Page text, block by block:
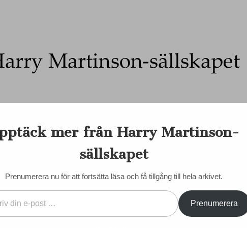
sällskapet
mer från Harry Martinson-
sällskapet
Prenumerera nu för att fortsätta läsa och få tillgång till hela arkivet.
Prenumerera